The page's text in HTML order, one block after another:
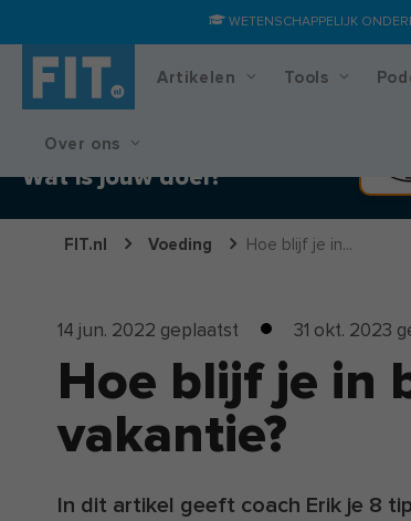
WETENSCHAPPELIJK
Artikelen Tools
Over ons
Training & voedingsplan
Wat is jouw doel?
FIT.nl Voeding Hoe blijf je in...
14 jun. 2022 geplaatst 31 okt. 2023
Hoe blijf je in
vakantie?
In dit artikel geeft coach Erik je 8